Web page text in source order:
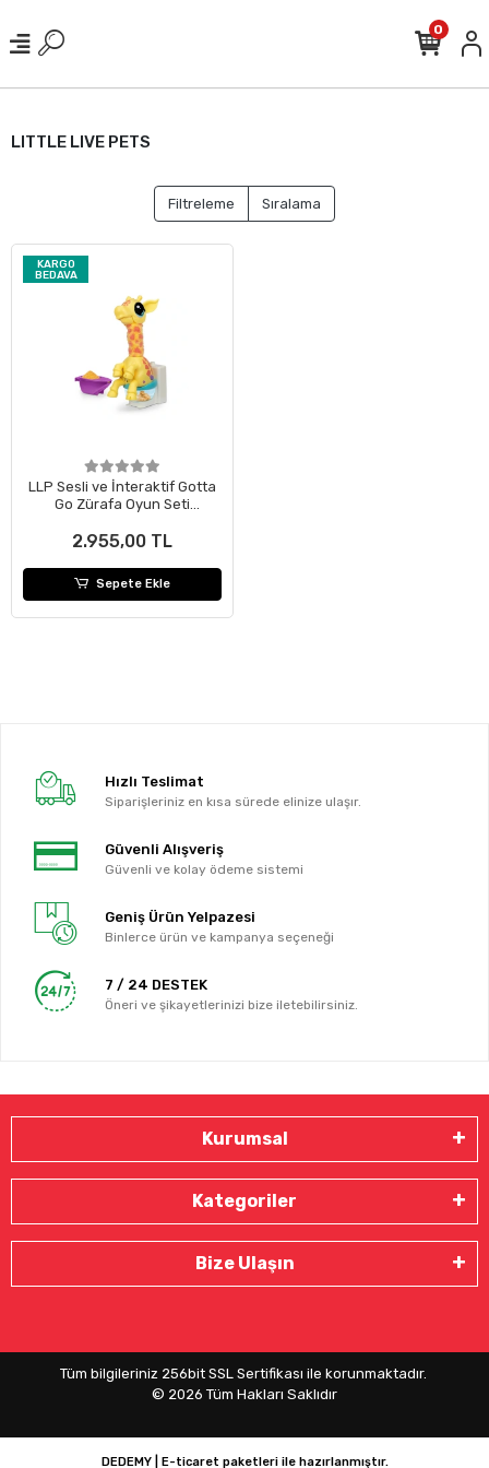
0
LITTLE LIVE PETS
Filtreleme Sıralama
KARGO
BEDAVA
LLP Sesli ve İnteraktif Gotta
Go Zürafa Oyun Seti
2.955,00 TL
Sepete Ekle
Hızlı Teslimat
Siparişleriniz en kısa sürede elinize ulaşır.
Güvenli Alışveriş
Güvenli ve kolay ödeme sistemi
Geniş Ürün Yelpazesi
Binlerce ürün ve kampanya seçeneği
7 / 24 DESTEK
Öneri ve şikayetlerinizi bize iletebilirsiniz.
Kurumsal
Kategoriler
Bize Ulaşın
Tüm bilgileriniz 256bit SSL Sertifikası ile korunmaktadır.
© 2026 Tüm Hakları Saklıdır
DEDEMY | E-ticaret paketleri ile hazırlanmıştır.